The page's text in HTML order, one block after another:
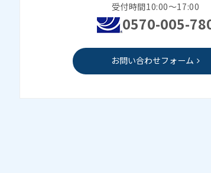
受付時間10:00～17:00
0570-005-
お問い合わせフォーム